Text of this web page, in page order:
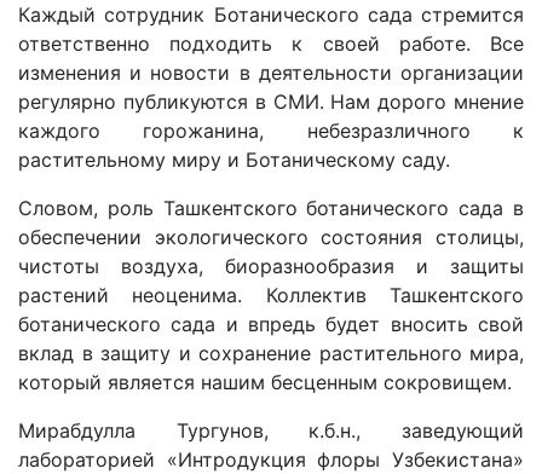
Каждый сотрудник Ботанического сада стремится
ответственно подходить к своей работе. Все
изменения и новости в деятельности организации
регулярно публикуются в СМИ. Нам дорого мнение
каждого горожанина, небезразличного к
растительному миру и Ботаническому саду.
Словом, роль Ташкентского ботанического сада в
обеспечении экологического состояния столицы,
чистоты воздуха, биоразнообразия и защиты
растений неоценима. Коллектив Ташкентского
ботанического сада и впредь будет вносить свой
вклад в защиту и сохранение растительного мира,
который является нашим бесценным сокровищем.
Мирабдулла Тургунов, к.б.н., заведующий
лабораторией «Интродукция флоры Узбекистана»